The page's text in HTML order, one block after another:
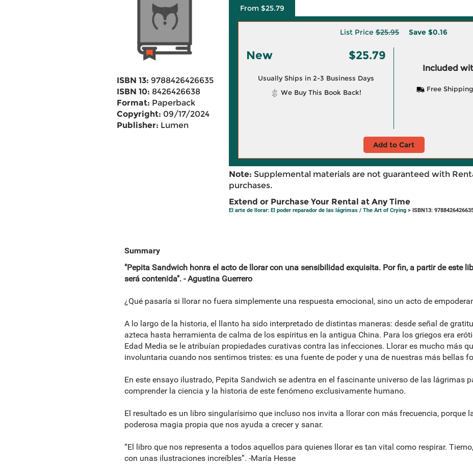
ISBN 13: 9788426426635
ISBN 10: 8426426638
Format: Paperback
Copyright: 09/17/2024
Publisher: Lumen
From $25.79
List Price $25.95 Save $0.16
New $25.79
Usually Ships in 2-3 Business Days
We Buy This Book Back!
Included
Free
Add to Cart
Note: Supplemental materials are not guaranteed with
purchases.
Extend or Purchase Your Rental at Any Time
El arte de llorar: El poder reparador de las lágrimas / The Art of Crying> ISBN13:
Summary
"Pepita Sandwich honra el acto de llorar con una sensibilidad exquisita. Por fin, a partir de este
será contenida". - Agustina Guerrero
¿Qué pasaría si llorar no fuera simplemente una respuesta emocional, sino un acto de
A lo largo de la historia, el llanto ha sido interpretado de distintas maneras: desde señal de
azteca hasta herramienta de calma de los espíritus en la antigua China. Para los griegos era
Edad Media se le atribuían propiedades curativas contra las infecciones. Llorar es mucho más
involuntaria cuando nos sentimos tristes: es una fuente de poder y una de nuestras más bellas
En este ensayo ilustrado, Pepita Sandwich se adentra en el fascinante universo de las lágrimas
comprender la ciencia y la historia de este fenómeno exclusivamente humano.
El resultado es un libro singularísimo que incluso nos invita a llorar con más frecuencia, porque
poderosa magia propia que nos ayuda a crecer y sanar.
“El libro que nos representa a todos aquellos para quienes llorar es tan vital como respirar.
con unas ilustraciones increíbles”. -María Hesse